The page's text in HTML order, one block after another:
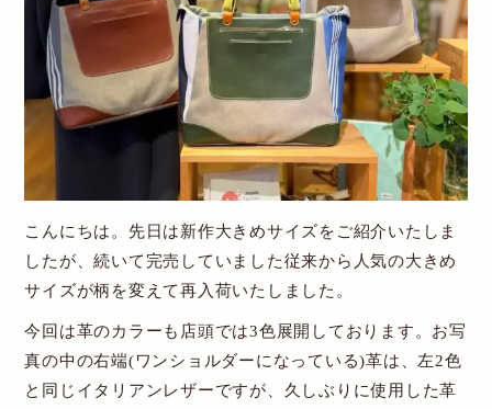
Login
New Account
送料・お支払について
特定商取引関連表記
個人情報保護方針
お問い合わせ
こんにちは。先日は新作大きめサイズをご紹介いたしま
したが、続いて完売していました従来から人気の大きめ
サイズが柄を変えて再入荷いたしました。
今回は革のカラーも店頭では3色展開しております。お写
真の中の右端(ワンショルダーになっている)革は、左2色
と同じイタリアンレザーですが、久しぶりに使用した革